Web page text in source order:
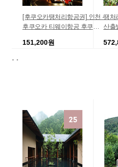
[후쿠오카땡처리항공권] 인천 -
후쿠오카 티웨이항공 후쿠오
151,200원
땡처
산출
객땡
. .